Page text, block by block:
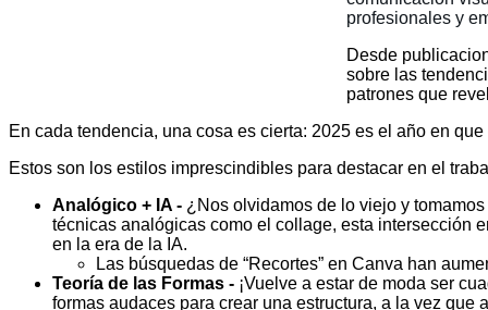
profesionales y
Desde
sobre las
patrones que
En cada tendencia, una cosa es cierta: 2025 es el año en
Estos son los estilos imprescindibles para destacar en el
Analógico + IA - ¿Nos olvidamos de lo viejo y
técnicas analógicas como el collage, esta intersección
en la era de la IA.
Las búsquedas de “Recortes” en Canva han
Teoría de las Formas - ¡Vuelve a estar de moda ser
formas audaces para crear una estructura, a la vez